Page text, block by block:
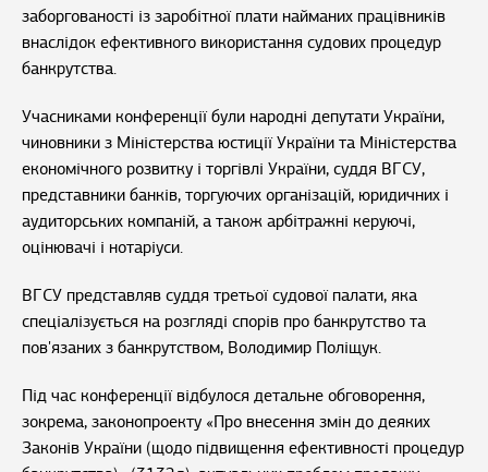
заборгованості із заробітної плати найманих працівників
внаслідок ефективного використання судових процедур
банкрутства.
Учасниками конференції були народні депутати України,
чиновники з Міністерства юстиції України та Міністерства
економічного розвитку і торгівлі України, суддя ВГСУ,
представники банків, торгуючих організацій, юридичних і
аудиторських компаній, а також арбітражні керуючі,
оцінювачі і нотаріуси.
ВГСУ представляв суддя третьої судової палати, яка
спеціалізується на розгляді спорів про банкрутство та
пов'язаних з банкрутством, Володимир Поліщук.
Під час конференції відбулося детальне обговорення,
зокрема, законопроекту «Про внесення змін до деяких
Законів України (щодо підвищення ефективності процедур